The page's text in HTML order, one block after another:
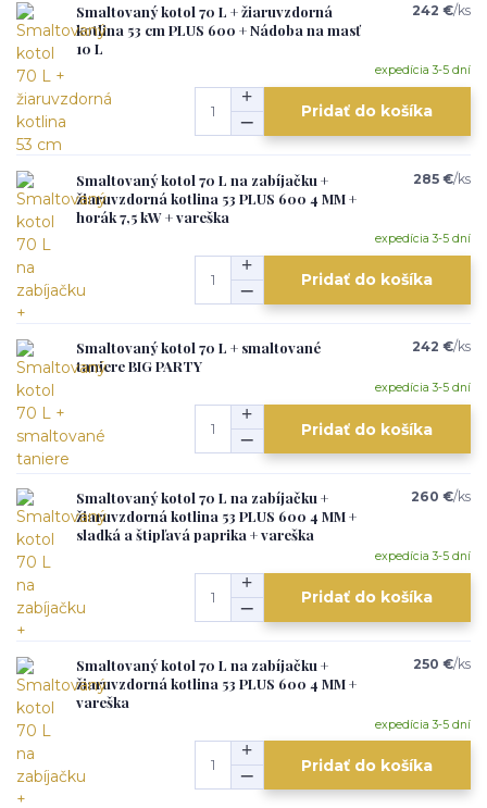
Smaltovaný kotol 70 L + žiaruvzdorná
kotlina 53 cm PLUS 600 + Nádoba na masť
10 L
242 €/ks
expedícia 3-5 dní
Pridať do košíka
Smaltovaný kotol 70 L na zabíjačku +
žiaruvzdorná kotlina 53 PLUS 600 4 MM +
horák 7,5 kW + vareška
285 €/ks
expedícia 3-5 dní
Pridať do košíka
Smaltovaný kotol 70 L + smaltované
taniere BIG PARTY
242 €/ks
expedícia 3-5 dní
Pridať do košíka
Smaltovaný kotol 70 L na zabíjačku +
žiaruvzdorná kotlina 53 PLUS 600 4 MM +
sladká a štipľavá paprika + vareška
260 €/ks
expedícia 3-5 dní
Pridať do košíka
Smaltovaný kotol 70 L na zabíjačku +
žiaruvzdorná kotlina 53 PLUS 600 4 MM +
vareška
250 €/ks
expedícia 3-5 dní
Pridať do košíka